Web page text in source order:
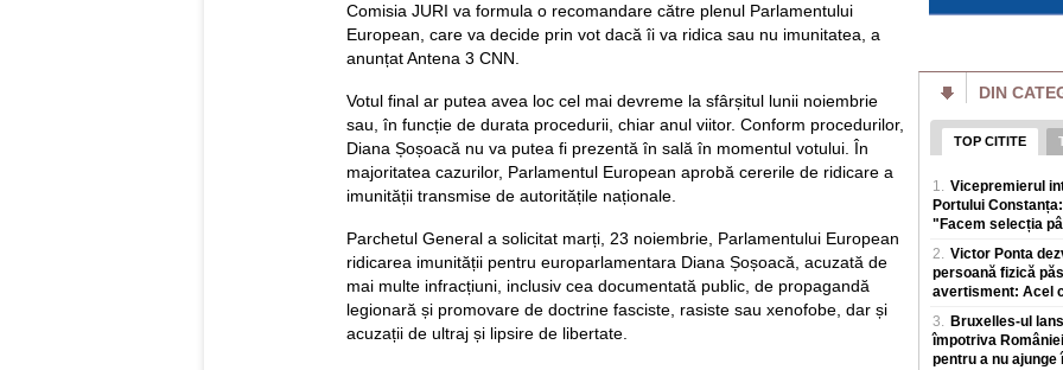
Comisia JURI va formula o recomandare către plenul Parlamentului
European, care va decide prin vot dacă îi va ridica sau nu imunitatea, a
anunțat Antena 3 CNN.
Votul final ar putea avea loc cel mai devreme la sfârșitul lunii noiembrie
sau, în funcție de durata procedurii, chiar anul viitor. Conform procedurilor,
Diana Șoșoacă nu va putea fi prezentă în sală în momentul votului. În
majoritatea cazurilor, Parlamentul European aprobă cererile de ridicare a
imunității transmise de autoritățile naționale.
Parchetul General a solicitat marți, 23 noiembrie, Parlamentului European
ridicarea imunității pentru europarlamentara Diana Șoșoacă, acuzată de
mai multe infracțiuni, inclusiv cea documentată public, de propagandă
legionară și promovare de doctrine fasciste, rasiste sau xenofobe, dar și
acuzații de ultraj și lipsire de libertate.
Cele mai mari
Un eveniment
plăgi" VIDEO
Un fenomen
terenuri agricole
Al doilea cel mai
agravează. Ce îi
din ușă în ușă"
Virusul Ebola,
Congo, s-ar putea
sanitare, in
DIN
TOP CITITE
1. Vicepremierul
Portului
"Facem selecția
2. Victor Ponta
persoană fizică
avertisment: Acel
3. Bruxelles-ul
împotriva
pentru a nu